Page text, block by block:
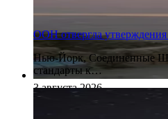
3 августа 2026
ООН отвергла
Нью-Йорк, Соединенные
стандарты к…